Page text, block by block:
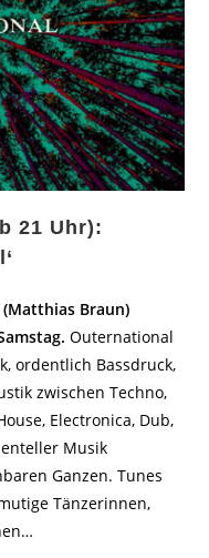
21 Uhr):
Braun)
Outernational
ordentlich Bassdruck,
zwischen Techno,
Electronica, Dub,
Musik
Ganzen. Tunes
Tänzerinnen,